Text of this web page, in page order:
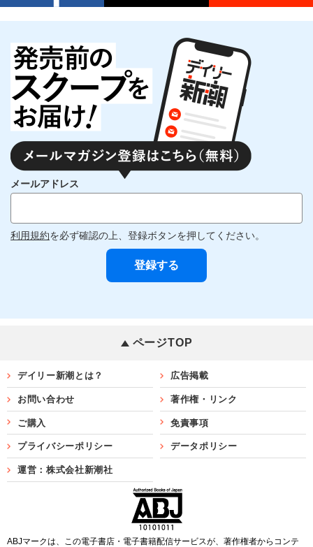
メールアドレス
利用規約を必ず確認の上、登録ボタンを押してください。
ページTOP
デイリー新潮とは？ 広告掲載
お問い合わせ 著作権・リンク
ご購入 免責事項
プライバシーポリシー データポリシー
運営：株式会社新潮社
ABJマークは、この電子書店・電子書籍配信サービスが、著作権者からコンテ